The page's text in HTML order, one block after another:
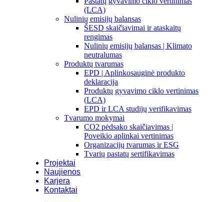
(LCA)
Nulinių emisijų balansas
ŠESD skaičiavimai ir ataskaitų
rengimas
Nulinių emisijų balansas | Klimato
neutralumas
Produktų tvarumas
EPD | Aplinkosauginė produkto
deklaracija
Produktų gyvavimo ciklo vertinimas
(LCA)
EPD ir LCA studijų verifikavimas
Tvarumo mokymai
CO2 pėdsako skaičiavimas |
Poveikio aplinkai vertinimas
Organizacijų tvarumas ir ESG
Tvarių pastatų sertifikavimas
Projektai
Naujienos
Karjera
Kontaktai